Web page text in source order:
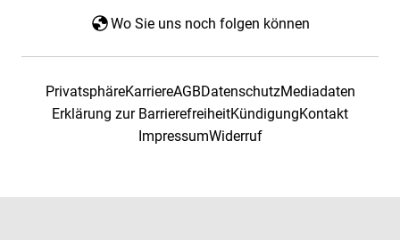
Wo Sie uns noch folgen können
PrivatsphäreKarriereAGBDatenschutzMediadaten
Erklärung zur BarrierefreiheitKündigungKontakt
ImpressumWiderruf